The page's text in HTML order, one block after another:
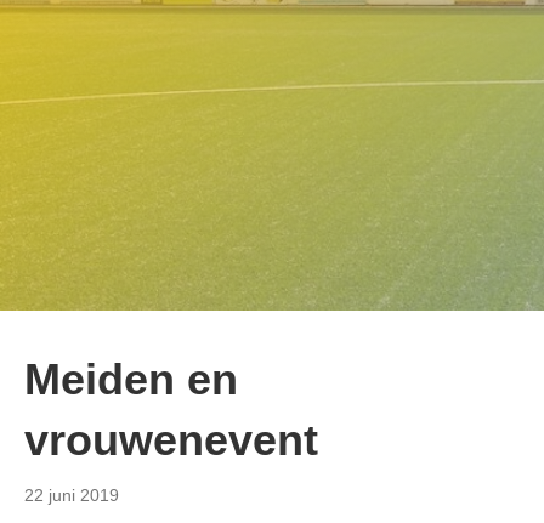
Meiden en
vrouwenevent
22 juni 2019